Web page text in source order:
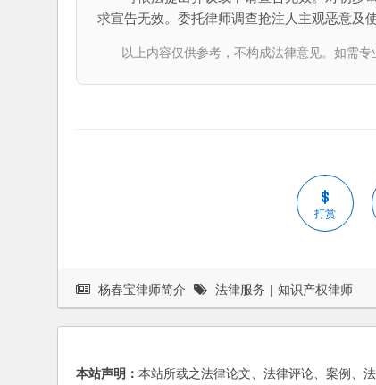
求宣告无效。委托律师调查抢注人主观恶意及
以上内容仅供参考，不构成法律意见。如需
打赏
杨春宝律师简介 法律服务 | 知识产权律师
本站声明： 本站所载之法律论文、法律评论、案例、